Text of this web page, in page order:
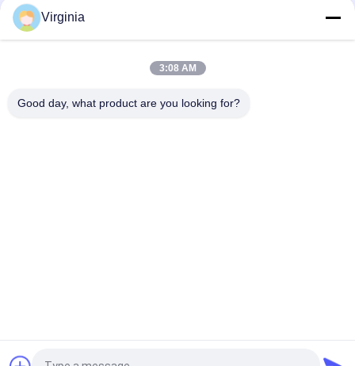
ভারি দায়িত্ব স্পোক টাইপ লোড সেল, ক্লান্তি প্রতিরোধী শিল্পকৌশল লোড কোষ
5000kg 10ton ক্লান্তি প্রতিরোধী টাইপ লোড সেল খাদ ইস্পাত / স্টেইনলেস স্টীল
Virginia
3:08 AM
Good day, what product are you looking for?